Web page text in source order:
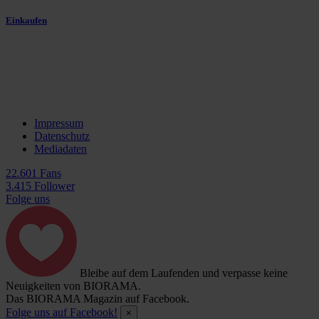
Einkaufen
Impressum
Datenschutz
Mediadaten
22.601 Fans
3.415 Follower
Folge uns
Bleibe auf dem Laufenden und verpasse keine
Neuigkeiten von BIORAMA.
Das BIORAMA Magazin auf Facebook.
Folge uns auf Facebook!
×